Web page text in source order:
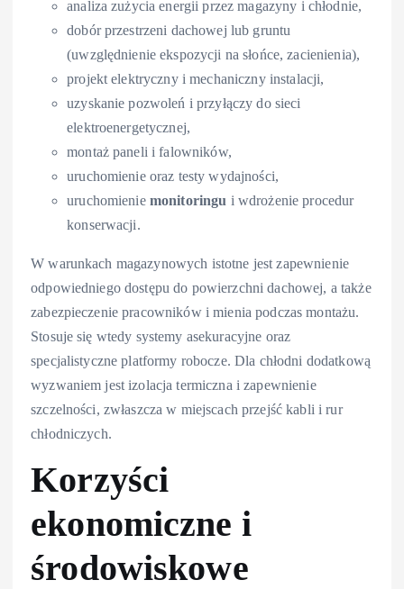
analiza zużycia energii przez magazyny i chłodnie,
dobór przestrzeni dachowej lub gruntu
(uwzględnienie ekspozycji na słońce, zacienienia),
projekt elektryczny i mechaniczny instalacji,
uzyskanie pozwoleń i przyłączy do sieci
elektroenergetycznej,
montaż paneli i falowników,
uruchomienie oraz testy wydajności,
uruchomienie monitoringu i wdrożenie procedur
konserwacji.
W warunkach magazynowych istotne jest zapewnienie
odpowiedniego dostępu do powierzchni dachowej, a także
zabezpieczenie pracowników i mienia podczas montażu.
Stosuje się wtedy systemy asekuracyjne oraz
specjalistyczne platformy robocze. Dla chłodni dodatkową
wyzwaniem jest izolacja termiczna i zapewnienie
szczelności, zwłaszcza w miejscach przejść kabli i rur
chłodniczych.
Korzyści
ekonomiczne i
środowiskowe